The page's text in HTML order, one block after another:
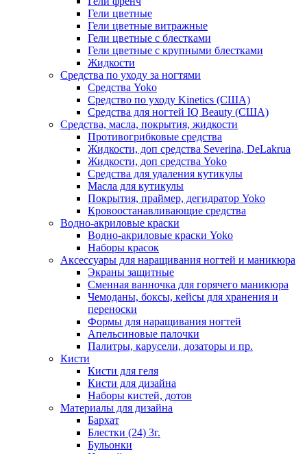
Гели цветные
Гели цветные витражные
Гели цветные с блестками
Гели цветные с крупными блестками
Жидкости
Средства по уходу за ногтями
Средства Yoko
Средство по уходу Kinetics (США)
Средства для ногтей IQ Beauty (США)
Средства, масла, покрытия, жидкости
Противогрибковые средства
Жидкости, доп средства Severina, DeLakrua
Жидкости, доп средства Yoko
Средства для удаления кутикулы
Масла для кутикулы
Покрытия, праймер, дегидратор Yoko
Кровоостанавливающие средства
Водно-акриловые краски
Водно-акриловые краски Yoko
Наборы красок
Аксессуары для наращивания ногтей и маникюра
Экраны защитные
Сменная ванночка для горячего маникюра
Чемоданы, боксы, кейсы для хранения и
переноски
Формы для наращивания ногтей
Апельсиновые палочки
Палитры, карусели, дозаторы и пр.
Кисти
Кисти для геля
Кисти для дизайна
Наборы кистей, дотов
Материалы для дизайна
Бархат
Блестки (24) 3г.
Бульонки